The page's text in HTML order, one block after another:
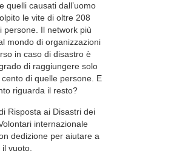
quelli causati dall’uomo
le vite di oltre 208
persone. Il network più
mondo di organizzazioni
in caso di disastro è
di raggiungere solo
di quelle persone. E
riguarda il resto?
Risposta ai Disastri dei
internazionale
dedizione per aiutare a
vuoto.